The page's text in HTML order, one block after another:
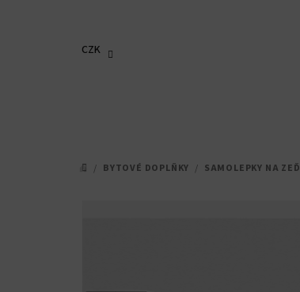
CZK
DOMŮ
/ BYTOVÉ DOPLŇKY / SAMOLEPKY NA ZEĎ